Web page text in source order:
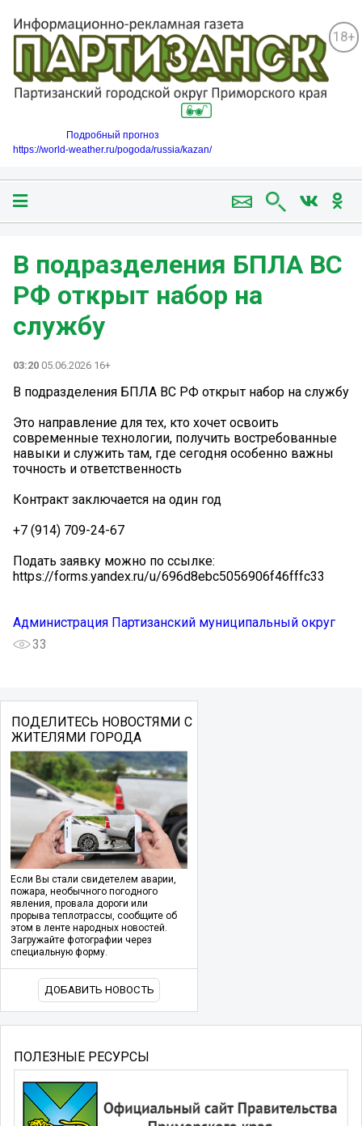
18+
Подробный прогноз
https://world-weather.ru/pogoda/russia/kazan/
В подразделения БПЛА ВС
РФ открыт набор на
службу
03:20 05.06.2026 16+
В подразделения БПЛА ВС РФ открыт набор на службу
Это направление для тех, кто хочет освоить
современные технологии, получить востребованные
навыки и служить там, где сегодня особенно важны
точность и ответственность
Контракт заключается на один год
+7 (914) 709-24-67
Подать заявку можно по ссылке:
https://forms.yandex.ru/u/696d8ebc5056906f46fffc33
Администрация Партизанский муниципальный округ
33
ПОДЕЛИТЕСЬ НОВОСТЯМИ С
ЖИТЕЛЯМИ ГОРОДА
Если Вы стали свидетелем аварии,
пожара, необычного погодного
явления, провала дороги или
прорыва теплотрассы, сообщите об
этом в ленте народных новостей.
Загружайте фотографии через
специальную форму.
ДОБАВИТЬ НОВОСТЬ
ПОЛЕЗНЫЕ РЕСУРСЫ